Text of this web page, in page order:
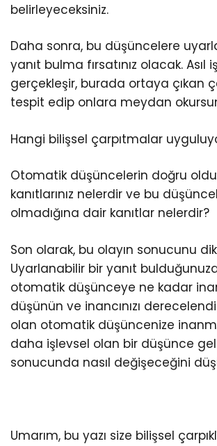
belirleyeceksiniz.
Daha sonra, bu düşüncelere
yanıt bulma fırsatınız olacak. Asıl
gerçekleşir, burada ortaya çıkan
tespit edip onlara meydan
Hangi bilişsel çarpıtmalar
Otomatik düşüncelerin doğru
kanıtlarınız nelerdir ve bu
olmadığına dair kanıtlar nelerdir?
Son olarak, bu olayın sonucunu
Uyarlanabilir bir yanıt
otomatik düşünceye ne kadar
düşünün ve inancınızı
olan otomatik düşüncenize
daha işlevsel olan bir düşünce
sonucunda nasıl değişeceğini
Umarım, bu yazı size bilişsel